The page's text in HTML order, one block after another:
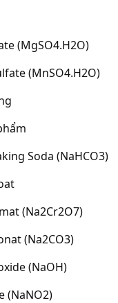
(MgSO4.H2O)
(MnSO4.H2O)
Soda (NaHCO3)
(Na2Cr2O7)
(Na2CO3)
(NaOH)
(NaNO2)